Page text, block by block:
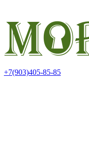
+7(903)405-85-85